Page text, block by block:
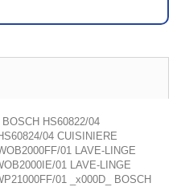
HS60822/04
04 CUISINIERE
01 LAVE-LINGE
01 LAVE-LINGE
01 _x000D_ BOSCH